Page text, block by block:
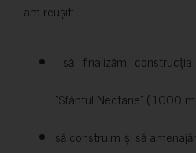
am reușit:
să finalizăm
”Sfântul Nectarie” ( 1000
să construim și să